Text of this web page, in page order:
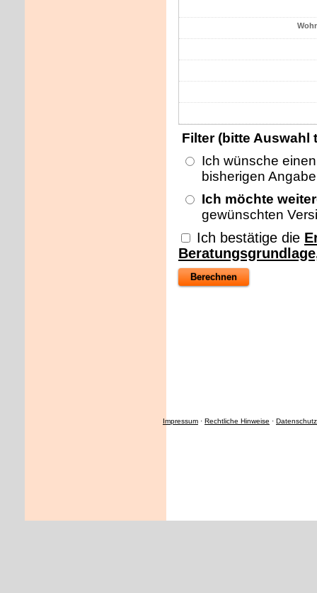
Filter (bitte Auswahl
Ich wünsche
bisherigen
Ich möchte
gewünschten
Ich bestätige die
Impressum · Rechtliche Hinweise · Datenschutz